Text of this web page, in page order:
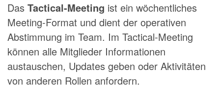
Das Tactical-Meeting ist ein wöchentliches
Meeting-Format und dient der operativen
Abstimmung im Team. Im Tactical-Meeting
können alle Mitglieder Informationen
austauschen, Updates geben oder Aktivitäten
von anderen Rollen anfordern.